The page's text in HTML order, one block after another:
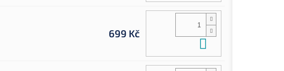
699 Kč